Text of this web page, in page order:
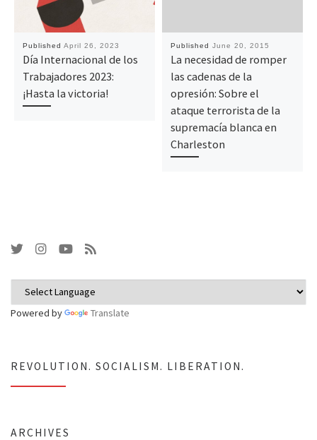
Published April 26, 2023
Día Internacional de los
Trabajadores 2023:
¡Hasta la victoria!
Published June 20, 2015
La necesidad de romper
las cadenas de la
opresión: Sobre el
ataque terrorista de la
supremacía blanca en
Charleston
Powered by Translate
REVOLUTION. SOCIALISM. LIBERATION.
ARCHIVES